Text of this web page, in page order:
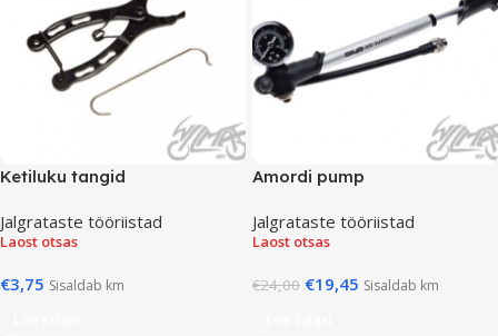
Ketiluku tangid
Jalgrataste tööriistad
Laost otsas
€3,75 Sisaldab km
Amordi pump
Jalgrataste tööriistad
Laost otsas
€24,00 €19,45 Sisaldab km